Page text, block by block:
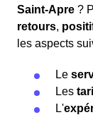
Saint-Apre ?
retours,
les aspects
Le
Les
L'